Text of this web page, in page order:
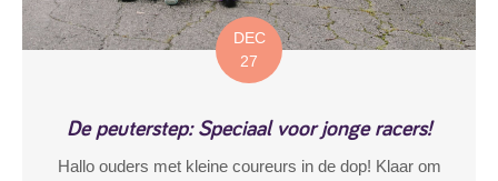
DEC
27
De peuterstep: Speciaal voor jonge racers!
Hallo ouders met kleine coureurs in de dop! Klaar om